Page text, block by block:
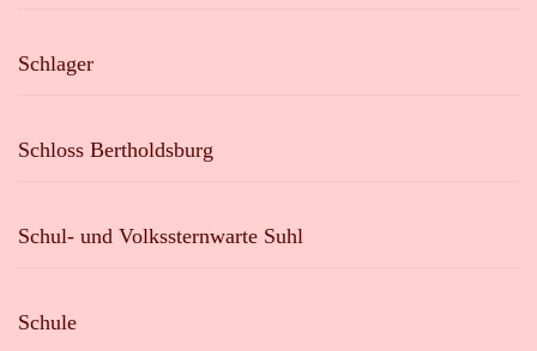
Schlager
Schloss Bertholdsburg
Schul- und Volkssternwarte Suhl
Schule